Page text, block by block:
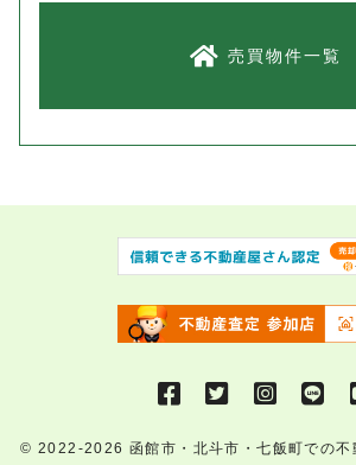
売買物件一覧
© 2022-2026函館市・北斗市・七飯町での